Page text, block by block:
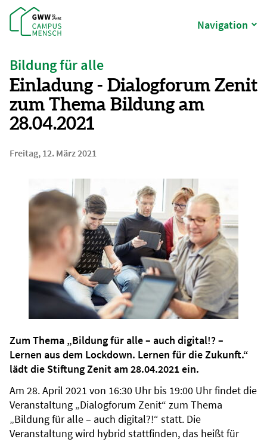
Navigation
Bildung für alle
Einladung - Dialogforum Zenit
zum Thema Bildung am
28.04.2021
Freitag, 12. März 2021
Zum Thema „Bildung für alle – auch digital!? –
Lernen aus dem Lockdown. Lernen für die Zukunft.“
lädt die Stiftung Zenit am 28.04.2021 ein.
Am 28. April 2021 von 16:30 Uhr bis 19:00 Uhr findet die
Veranstaltung „Dialogforum Zenit“ zum Thema
„Bildung für alle – auch digital?!“ statt. Die
Veranstaltung wird hybrid stattfinden, das heißt für